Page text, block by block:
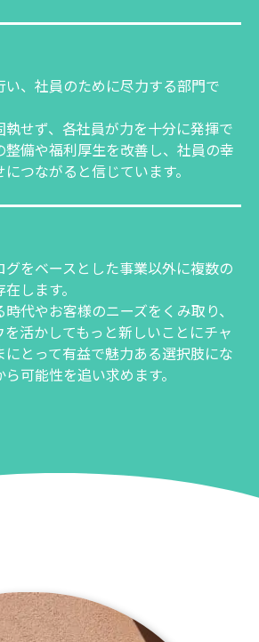
、社員のために尽力する部門で
せず、各社員が力を十分に発揮で
整備や福利厚生を改善し、社員の幸
つながると信じています。
をベースとした事業以外に複数の
します。
代やお客様のニーズをくみ取り、
活かしてもっと新しいことにチャ
にとって有益で魅力ある選択肢にな
可能性を追い求めます。